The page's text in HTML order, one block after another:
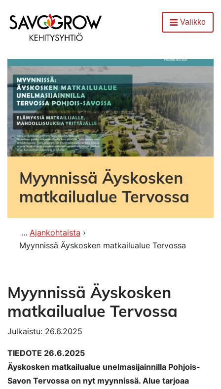
Etusivu
AvaaValikko
Myynnissä Äyskosken
matkailualue Tervossa
Ajankohtaista
Myynnissä Äyskosken matkailualue Tervossa
Myynnissä Äyskosken
matkailualue Tervossa
Julkaistu: 26.6.2025
TIEDOTE 26.6.2025
Äyskosken matkailualue unelmasijainnilla Pohjois-
Savon Tervossa on nyt myynnissä. Alue tarjoaa